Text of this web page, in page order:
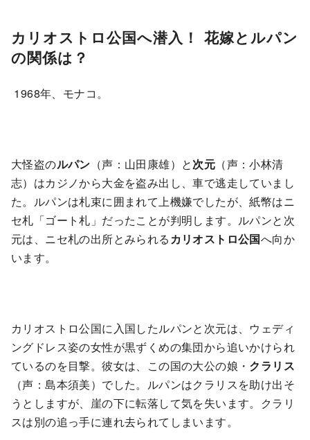
カリオストロ公国へ潜入！ 花嫁とルパン
の関係は？
1968年、モナコ。
大怪盗のルパン （声：山田康雄）と次元 （声：小林清
志）はカジノから大金を盗み出し、車で逃走していまし
た。ルパンは札束に囲まれて上機嫌でしたが、紙幣はニ
セ札「ゴート札」だったことが判明します。ルパンと次
元は、ニセ札の出所とみられる カリオストロ公国へ向か
います。
カリオストロ公国に入国したルパンと次元は、ウェディ
ングドレス姿の女性が黒ずくめの集団から追いかけられ
ているのを目撃。彼女は、この国の大公の娘・ クラリス
（声：島本須美）でした。ルパンはクラリスを助け出そ
うとしますが、崖の下に転落して気を失います。クラリ
スは別の追っ手に連れ去られてしまいます。